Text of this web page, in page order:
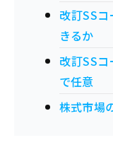
改訂SS
きるか
改訂SS
で任意
株式市場